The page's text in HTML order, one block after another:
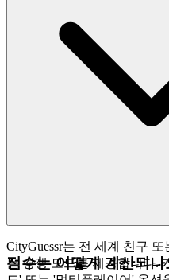
CityGuessr는 전 세계 친구
는 경쟁 모드를 제공합니다.
점수는 어떻게 계산되나